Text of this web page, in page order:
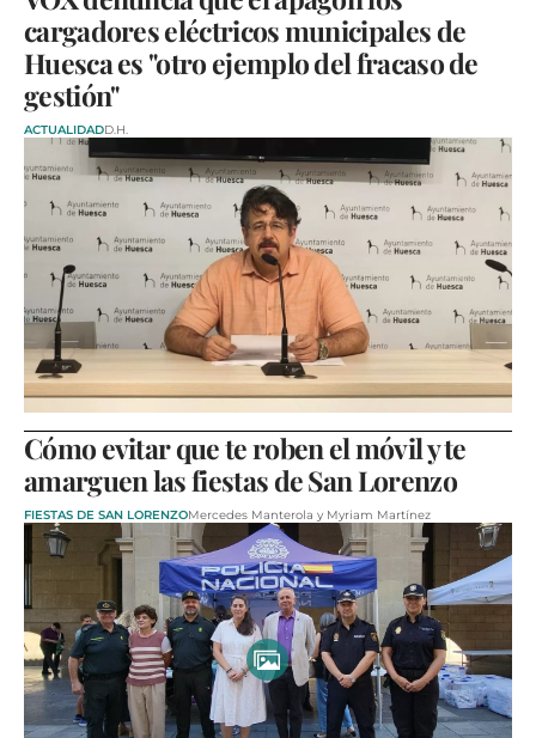
cargadores eléctricos municipales de
Huesca es "otro ejemplo del fracaso de
gestión"
ACTUALIDADD.H.
Cómo evitar que te roben el móvil y te
amarguen las fiestas de San Lorenzo
FIESTAS DE SAN LORENZOMercedes Manterola y Myriam Martínez